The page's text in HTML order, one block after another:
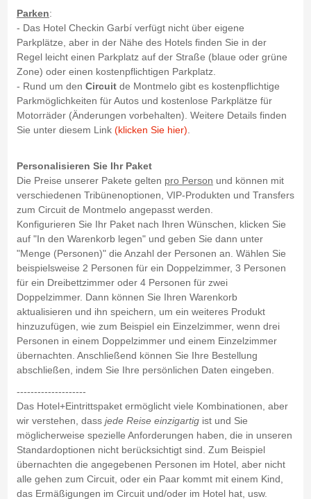
Parken:
- Das Hotel Checkin Garbí verfügt nicht über eigene
Parkplätze, aber in der Nähe des Hotels finden Sie in der
Regel leicht einen Parkplatz auf der Straße (blaue oder grüne
Zone) oder einen kostenpflichtigen Parkplatz.
- Rund um den Circuitde Montmelo gibt es kostenpflichtige
Parkmöglichkeiten für Autos und kostenlose Parkplätze für
Motorräder (Änderungen vorbehalten). Weitere Details finden
Sie unter diesem Link (klicken Sie hier)
Personalisieren Sie Ihr Paket
Die Preise unserer Pakete gelten pro Person und können mit
verschiedenen Tribünenoptionen, VIP-Produkten und Transfers
zum Circuit de Montmelo angepasst werden.
Konfigurieren Sie Ihr Paket nach Ihren Wünschen, klicken Sie
auf "In den Warenkorb legen" und geben Sie dann unter
"Menge (Personen)" die Anzahl der Personen an. Wählen Sie
beispielsweise 2 Personen für ein Doppelzimmer, 3 Personen
für ein Dreibettzimmer oder 4 Personen für zwei
Doppelzimmer. Dann können Sie Ihren Warenkorb
aktualisieren und ihn speichern, um ein weiteres Produkt
hinzuzufügen, wie zum Beispiel ein Einzelzimmer, wenn drei
Personen in einem Doppelzimmer und einem Einzelzimmer
übernachten. Anschließend können Sie Ihre Bestellung
abschließen, indem Sie Ihre persönlichen Daten eingeben.
--------------------
Das Hotel+Eintrittspaket ermöglicht viele Kombinationen, aber
wir verstehen, dass jede Reise einzigartigist und Sie
möglicherweise spezielle Anforderungen haben, die in unseren
Standardoptionen nicht berücksichtigt sind. Zum Beispiel
übernachten die angegebenen Personen im Hotel, aber nicht
alle gehen zum Circuit, oder ein Paar kommt mit einem Kind,
das Ermäßigungen im Circuit und/oder im Hotel hat, usw.